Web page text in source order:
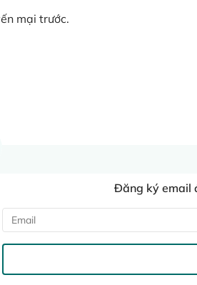
mại trước.
Đăng ký email